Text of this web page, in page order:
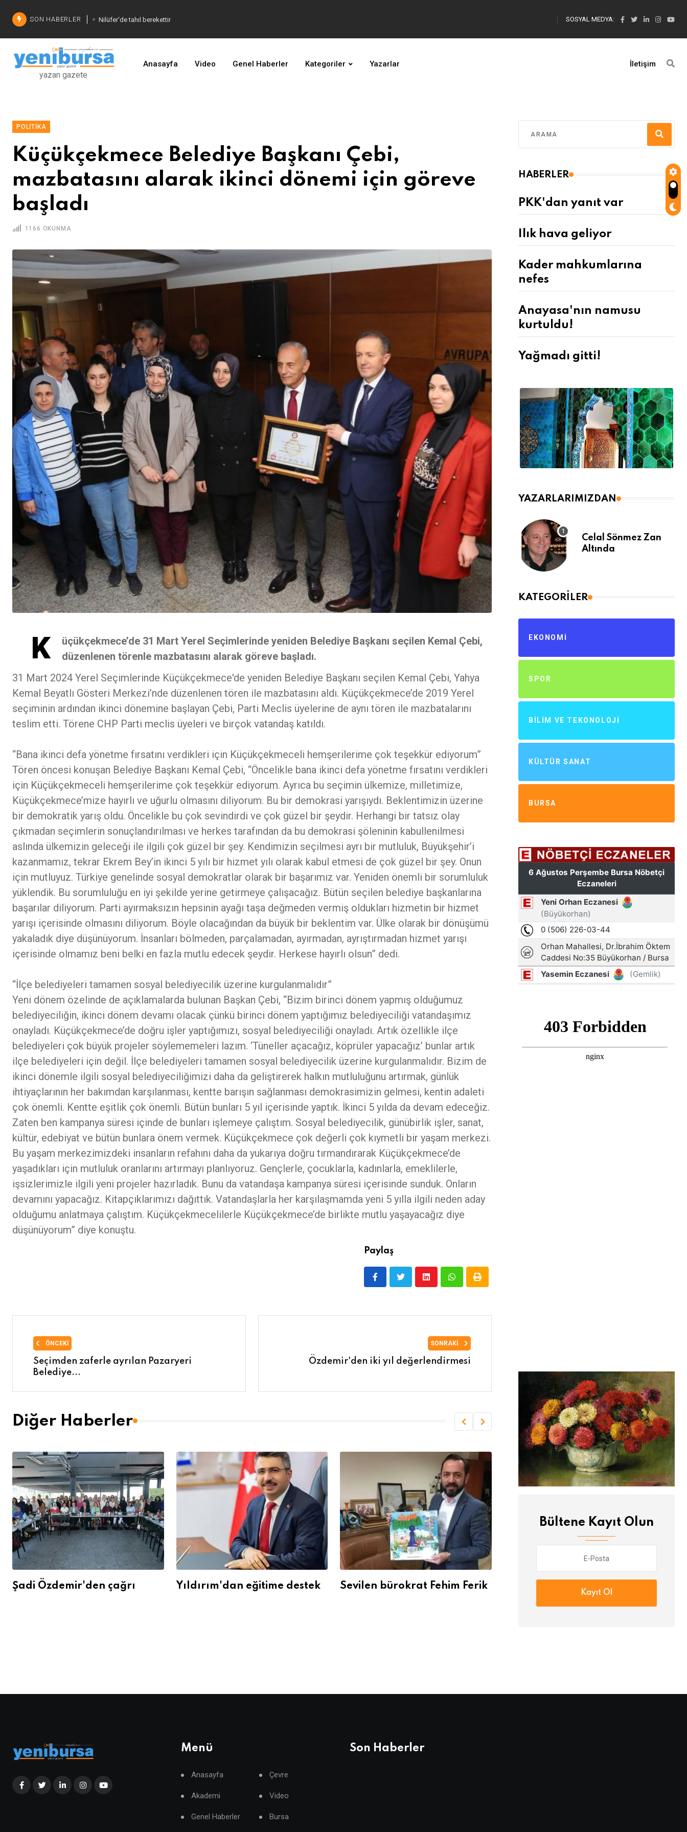
SON HABERLER Nilüfer'de tahıl berekettir
Şadi Özdemir'den çözüm
İşinizi geliştirin
SOSYAL MEDYA:
yazan gazete
Anasayfa Video Genel Haberler Kategoriler Yazarlar İletişim
POLITIKA
Küçükçekmece Belediye Başkanı Çebi,
mazbatasını alarak ikinci dönemi için göreve
başladı
1166 OKUNMA
K
üçükçekmece’de 31 Mart Yerel Seçimlerinde yeniden Belediye Başkanı seçilen Kemal Çebi,
düzenlenen törenle mazbatasını alarak göreve başladı.
31 Mart 2024 Yerel Seçimlerinde Küçükçekmece'de yeniden Belediye Başkanı seçilen Kemal Çebi, Yahya
Kemal Beyatlı Gösteri Merkezi’nde düzenlenen tören ile mazbatasını aldı. Küçükçekmece’de 2019 Yerel
seçiminin ardından ikinci dönemine başlayan Çebi, Parti Meclis üyelerine de aynı tören ile mazbatalarını
teslim etti. Törene CHP Parti meclis üyeleri ve birçok vatandaş katıldı.
“Bana ikinci defa yönetme fırsatını verdikleri için Küçükçekmeceli hemşerilerime çok teşekkür ediyorum”
Tören öncesi konuşan Belediye Başkanı Kemal Çebi, “Öncelikle bana ikinci defa yönetme fırsatını verdikleri
için Küçükçekmeceli hemşerilerime çok teşekkür ediyorum. Ayrıca bu seçimin ülkemize, milletimize,
Küçükçekmece’mize hayırlı ve uğurlu olmasını diliyorum. Bu bir demokrasi yarışıydı. Beklentimizin üzerine
bir demokratik yarış oldu. Öncelikle bu çok sevindirdi ve çok güzel bir şeydir. Herhangi bir tatsız olay
çıkmadan seçimlerin sonuçlandırılması ve herkes tarafından da bu demokrasi şöleninin kabullenilmesi
aslında ülkemizin geleceği ile ilgili çok güzel bir şey. Kendimizin seçilmesi ayrı bir mutluluk, Büyükşehir’i
kazanmamız, tekrar Ekrem Bey’in ikinci 5 yılı bir hizmet yılı olarak kabul etmesi de çok güzel bir şey. Onun
için mutluyuz. Türkiye genelinde sosyal demokratlar olarak bir başarımız var. Yeniden önemli bir sorumluluk
yüklendik. Bu sorumluluğu en iyi şekilde yerine getirmeye çalışacağız. Bütün seçilen belediye başkanlarına
başarılar diliyorum. Parti ayırmaksızın hepsinin ayağı taşa değmeden vermiş oldukları hizmetin bir hizmet
yarışı içerisinde olmasını diliyorum. Böyle olacağından da büyük bir beklentim var. Ülke olarak bir dönüşümü
yakaladık diye düşünüyorum. İnsanları bölmeden, parçalamadan, ayırmadan, ayrıştırmadan hizmet yarışı
içerisinde olmamız beni belki en fazla mutlu edecek şeydir. Herkese hayırlı olsun” dedi.
“İlçe belediyeleri tamamen sosyal belediyecilik üzerine kurgulanmalıdır”
Yeni dönem özelinde de açıklamalarda bulunan Başkan Çebi, “Bizim birinci dönem yapmış olduğumuz
belediyeciliğin, ikinci dönem devamı olacak çünkü birinci dönem yaptığımız belediyeciliği vatandaşımız
onayladı. Küçükçekmece’de doğru işler yaptığımızı, sosyal belediyeciliği onayladı. Artık özellikle ilçe
belediyeleri çok büyük projeler söylememeleri lazım. ‘Tüneller açacağız, köprüler yapacağız’ bunlar artık
ilçe belediyeleri için değil. İlçe belediyeleri tamamen sosyal belediyecilik üzerine kurgulanmalıdır. Bizim de
ikinci dönemle ilgili sosyal belediyeciliğimizi daha da geliştirerek halkın mutluluğunu artırmak, günlük
ihtiyaçlarının her bakımdan karşılanması, kentte barışın sağlanması demokrasimizin gelmesi, kentin adaleti
çok önemli. Kentte eşitlik çok önemli. Bütün bunları 5 yıl içerisinde yaptık. İkinci 5 yılda da devam edeceğiz.
Zaten ben kampanya süresi içinde de bunları işlemeye çalıştım. Sosyal belediyecilik, günübirlik işler, sanat,
kültür, edebiyat ve bütün bunlara önem vermek. Küçükçekmece çok değerli çok kıymetli bir yaşam merkezi.
Bu yaşam merkezimizdeki insanların refahını daha da yukarıya doğru tırmandırarak Küçükçekmece’de
yaşadıkları için mutluluk oranlarını artırmayı planlıyoruz. Gençlerle, çocuklarla, kadınlarla, emeklilerle,
işsizlerimizle ilgili yeni projeler hazırladık. Bunu da vatandaşa kampanya süresi içerisinde sunduk. Onların
devamını yapacağız. Kitapçıklarımızı dağıttık. Vatandaşlarla her karşılaşmamda yeni 5 yılla ilgili neden aday
olduğumu anlatmaya çalıştım. Küçükçekmecelilerle Küçükçekmece’de birlikte mutlu yaşayacağız diye
düşünüyorum” diye konuştu.
Paylaş
ÖNCEKI
Seçimden zaferle ayrılan Pazaryeri
Belediye...
SONRAKI
Özdemir'den iki yıl değerlendirmesi
Diğer Haberler
Şadi Özdemir'den çağrı Yıldırım'dan eğitime destek Sevilen bürokrat Fehim Ferik Büyükerşen de "cılk" çıktı!
HABERLER
PKK'dan yanıt var
Ilık hava geliyor
Kader mahkumlarına
nefes
Anayasa'nın namusu
kurtuldu!
Yağmadı gitti!
YAZARLARIMIZDAN
Celal Sönmez Zan
Altında
KATEGORILER
EKONOMI
SPOR
BILIM VE TEKONOLOJI
KÜLTÜR SANAT
BURSA
Bültene Kayıt Olun
Kayıt Ol
Menü
Anasayfa Çevre
Akademi Video
Genel Haberler Bursa
Son Haberler